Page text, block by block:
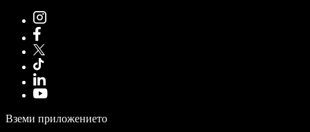
Вземи приложението